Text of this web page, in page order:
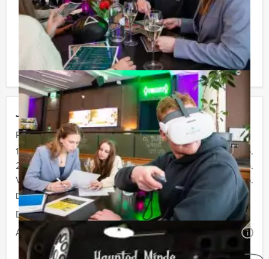
Jouw uitje
Prijs :
12 - 19 personen
€ 44,50 p.p.
20 - 39 personen
€ 41,50 p.p.
Vanaf 40 personen
€ 37,50 p.p.
De prijzen zijn exclusief BTW
Duur:
2 uur
Aantal:
Minimaal 12 personen i
Geheel vrijblijvend
Reservering voor kleinere groepen:
Afhankelijk van het minimaal aantal deelnemers
berekenen wij de minimale prijs voor dit arrangement.
U kunt altijd voor minder personen boeken als u bereid
bent om de minimale prijs te betalen.